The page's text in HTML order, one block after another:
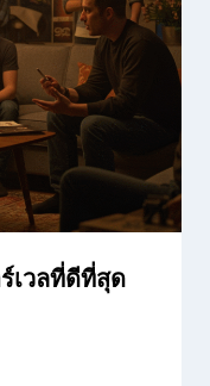
เวลที่ดีที่สุด